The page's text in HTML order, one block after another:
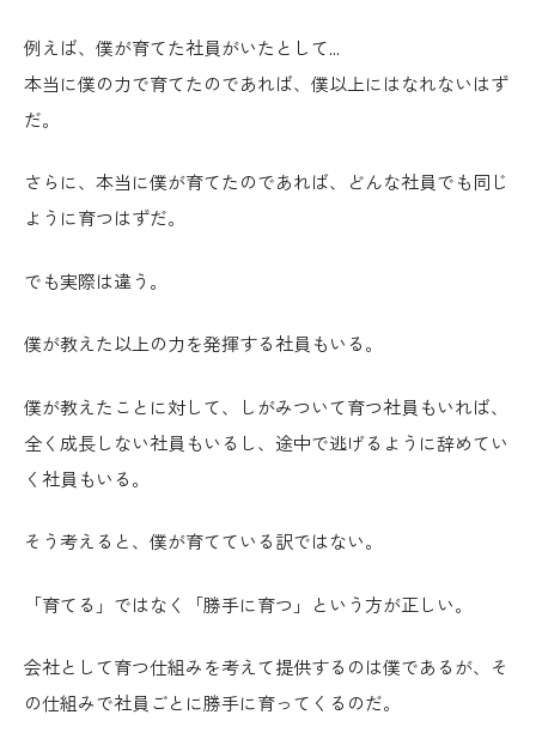
例えば、僕が育てた社員がいたとして…
本当に僕の力で育てたのであれば、僕以上にはなれないはず
だ。
さらに、本当に僕が育てたのであれば、どんな社員でも同じ
ように育つはずだ。
でも実際は違う。
僕が教えた以上の力を発揮する社員もいる。
僕が教えたことに対して、しがみついて育つ社員もいれば、
全く成長しない社員もいるし、途中で逃げるように辞めてい
く社員もいる。
そう考えると、僕が育てている訳ではない。
「育てる」ではなく「勝手に育つ」という方が正しい。
会社として育つ仕組みを考えて提供するのは僕であるが、そ
の仕組みで社員ごとに勝手に育ってくるのだ。